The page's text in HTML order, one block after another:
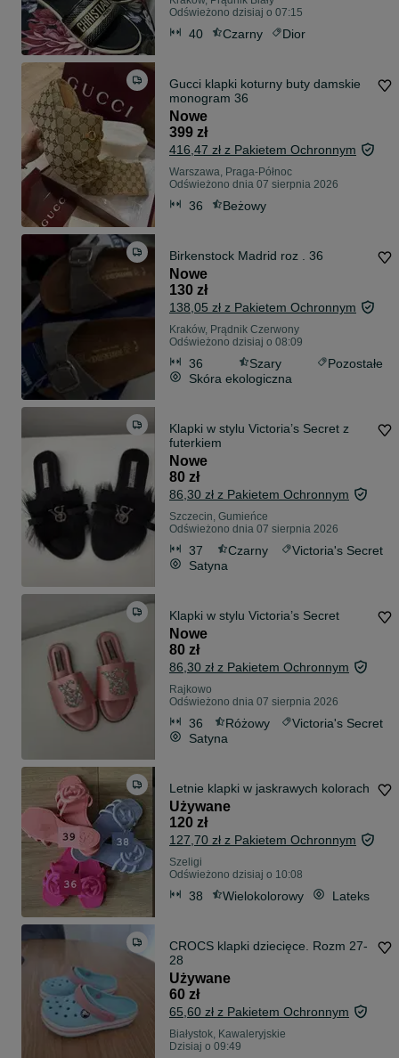
Odświeżono dzisiaj o 07:15
40 Czarny Dior
Gucci klapki koturny buty damskie
monogram 36
Nowe
399 zł
416,47 zł z Pakietem Ochronnym
Warszawa, Praga-Północ
Odświeżono dnia 07 sierpnia 2026
36 Beżowy
Birkenstock Madrid roz . 36
Nowe
130 zł
138,05 zł z Pakietem Ochronnym
Kraków, Prądnik Czerwony
Odświeżono dzisiaj o 08:09
36 Szary
Pozostałe
Skóra ekologiczna
Klapki w stylu Victoria’s Secret z
futerkiem
Nowe
80 zł
86,30 zł z Pakietem Ochronnym
Szczecin, Gumieńce
Odświeżono dnia 07 sierpnia 2026
37 Czarny
Victoria's Secret
Satyna
Klapki w stylu Victoria’s Secret
Nowe
80 zł
86,30 zł z Pakietem Ochronnym
Rajkowo
Odświeżono dnia 07 sierpnia 2026
36 Różowy
Victoria's Secret
Satyna
Letnie klapki w jaskrawych kolorach
Używane
120 zł
127,70 zł z Pakietem Ochronnym
Szeligi
Odświeżono dzisiaj o 10:08
38 Wielokolorowy Lateks
CROCS klapki dziecięce. Rozm 27-
28
Używane
60 zł
65,60 zł z Pakietem Ochronnym
Białystok, Kawaleryjskie
Dzisiaj o 09:49